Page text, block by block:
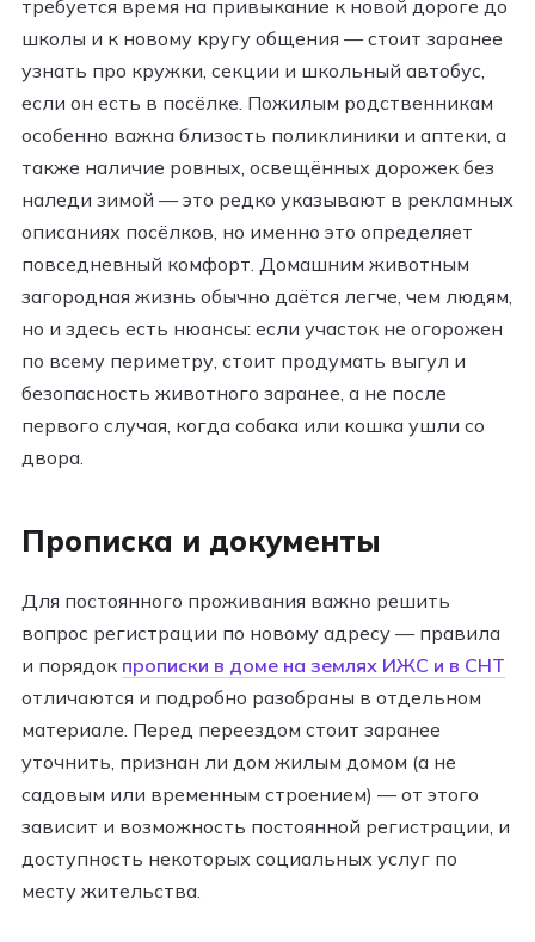
требуется время на привыкание к новой дороге до
школы и к новому кругу общения — стоит заранее
узнать про кружки, секции и школьный автобус,
если он есть в посёлке. Пожилым родственникам
особенно важна близость поликлиники и аптеки, а
также наличие ровных, освещённых дорожек без
наледи зимой — это редко указывают в рекламных
описаниях посёлков, но именно это определяет
повседневный комфорт. Домашним животным
загородная жизнь обычно даётся легче, чем людям,
но и здесь есть нюансы: если участок не огорожен
по всему периметру, стоит продумать выгул и
безопасность животного заранее, а не после
первого случая, когда собака или кошка ушли со
двора.
Прописка и документы
Для постоянного проживания важно решить
вопрос регистрации по новому адресу — правила
и порядок прописки в доме на землях ИЖС и в СНТ
отличаются и подробно разобраны в отдельном
материале. Перед переездом стоит заранее
уточнить, признан ли дом жилым домом (а не
садовым или временным строением) — от этого
зависит и возможность постоянной регистрации, и
доступность некоторых социальных услуг по
месту жительства.